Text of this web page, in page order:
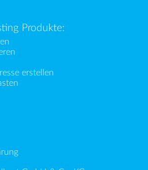
Produkte:
erstellen